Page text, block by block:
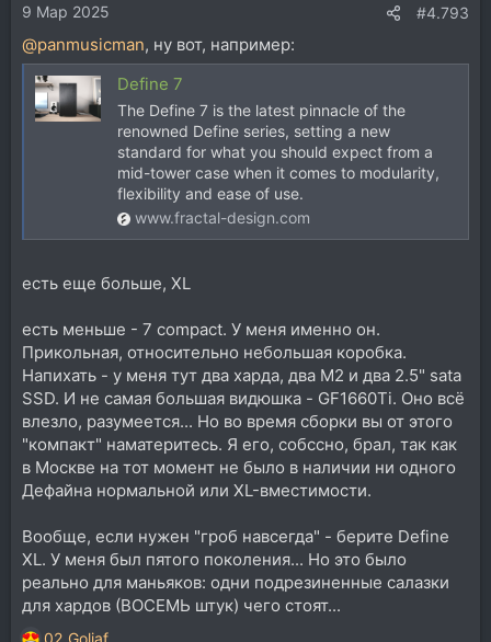
9 Мар 2025 #4.793
@panmusicman, ну вот, например:
Define 7
The Define 7 is the latest pinnacle of the
renowned Define series, setting a new
standard for what you should expect from a
mid-tower case when it comes to modularity,
flexibility and ease of use.
www.fractal-design.com
есть еще больше, XL
есть меньше - 7 compact. У меня именно он.
Прикольная, относительно небольшая коробка.
Напихать - у меня тут два харда, два М2 и два 2.5" sata
SSD. И не самая большая видюшка - GF1660Ti. Оно всё
влезло, разумеется... Но во время сборки вы от этого
"компакт" наматеритесь. Я его, собссно, брал, так как
в Москве на тот момент не было в наличии ни одного
Дефайна нормальной или XL-вместимости.
Вообще, если нужен "гроб навсегда" - берите Define
XL. У меня был пятого поколения... Но это было
реально для маньяков: одни подрезиненные салазки
для хардов (ВОСЕМЬ штук) чего стоят...
02_Goliaf